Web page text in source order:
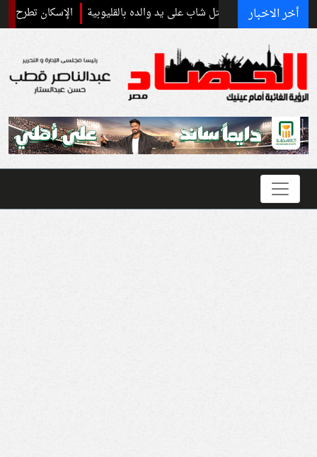
أخر الاخبار
تفاصيل مقتل شاب على يد والده بالقليوبية الإسكان تطرح 20 ألف شقة بنظام الإيجار المنتهي بالتمليك.. تعرف على الشروط والأسعار والمحافظات